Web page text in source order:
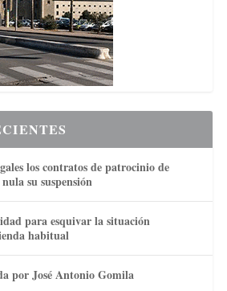
los contratos de patrocinio de
su suspensión
para esquivar la situación
habitual
por José Antonio Gomila